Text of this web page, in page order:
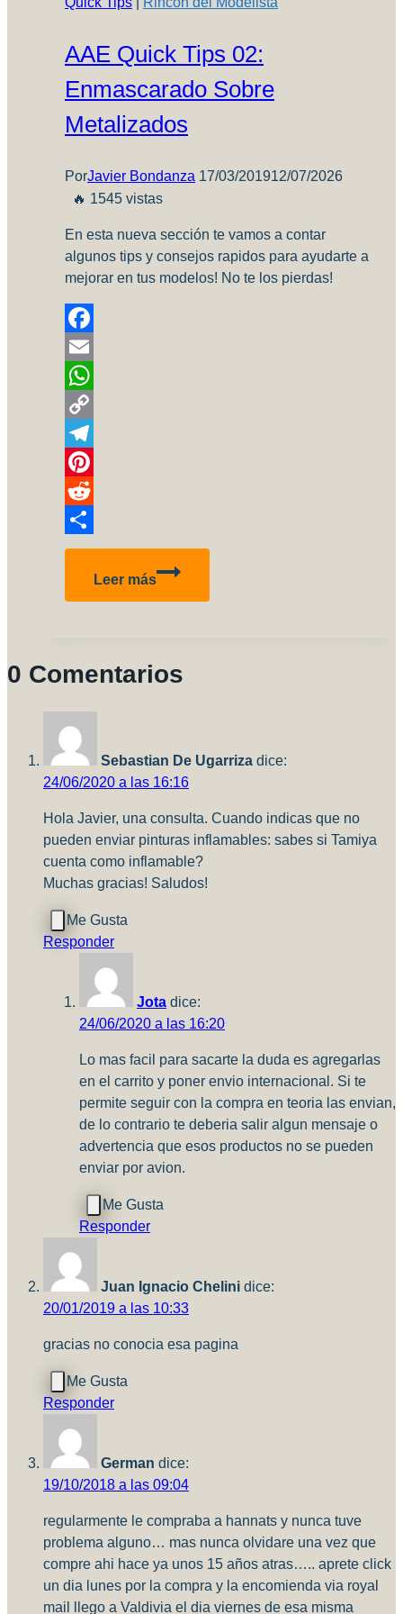
revista
Apuntes
Modelismo
AAE Quick Tips 02:
Enmascarado Sobre
Metalizados
PorJavier Bondanza 17/03/201912/07/2026
🔥 1545 vistas
En esta nueva sección te vamos a contar
algunos tips y consejos rapidos para ayudarte a
mejorar en tus modelos! No te los pierdas!
Facebook
Email
WhatsApp
Copy
Link
Telegram
Pinterest
Reddit
Compartir
Leer más
AAE
sobre
0 Comentarios
Sebastian De Ugarriza dice:
24/06/2020 a las 16:16
Hola Javier, una consulta. Cuando indicas que no
pueden enviar pinturas inflamables: sabes si Tamiya
cuenta como inflamable?
Muchas gracias! Saludos!
Responder
Jota dice:
24/06/2020 a las 16:20
Lo mas facil para sacarte la duda es agregarlas
en el carrito y poner envio internacional. Si te
permite seguir con la compra en teoria las envian,
de lo contrario te deberia salir algun mensaje o
advertencia que esos productos no se pueden
enviar por avion.
Responder
Juan Ignacio Chelini dice:
20/01/2019 a las 10:33
gracias no conocia esa pagina
Responder
German dice:
19/10/2018 a las 09:04
regularmente le compraba a hannats y nunca tuve
problema alguno… mas nunca olvidare una vez que
compre ahi hace ya unos 15 años atras….. aprete click
un dia lunes por la compra y la encomienda via royal
mail llego a Valdivia el dia viernes de esa misma